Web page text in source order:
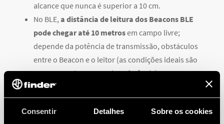
Consentir Detalhes Sobre os cookies
alcance que nunca é superior a 10 cm.
No BLE, a distância de leitura dos Beacons BLE
pode chegar até 10 metrosem campo livre;
depende da potência de transmissão, obstáculos
entre o Beacon e o leitor (as condições ideais são
em campo aberto, sem interferência).
CONSUMO DE ENERGIA